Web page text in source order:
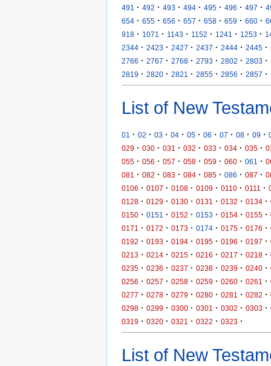
491
· 492 · 493 · 494 · 495 · 496 · 497 ·
654 · 655 · 656 · 657 · 658 · 659 · 660 ·
918 · 1071 · 1143 · 1152 · 1241 · 1253 ·
2344 · 2423 · 2427 · 2437 · 2444 · 2445 ·
2766 · 2767 · 2768 · 2793 · 2802 · 2803 ·
2819 · 2820 · 2821 · 2855 · 2856 · 2857 ·
List of New
01 · 02 · 03 · 04 · 05 · 06 · 07 · 08 · 09 ·
029 · 030 · 031 · 032 · 033 · 034 · 035 ·
055 · 056 · 057 · 058 · 059 · 060 · 061 ·
081
· 082 · 083 · 084 · 085 · 086 · 087 ·
0106 · 0107 · 0108 · 0109 · 0110 · 0111 ·
0128 · 0129 · 0130 · 0131 · 0132 · 0134 ·
0150 · 0151 · 0152 · 0153 · 0154 · 0155 ·
0171
· 0172 · 0173 · 0174 · 0175 · 0176 ·
0192 · 0193 · 0194 · 0195 · 0196 · 0197 ·
0213 · 0214 · 0215 · 0216 · 0217 · 0218 ·
0235 · 0236 · 0237 · 0238 · 0239 · 0240 ·
0256 · 0257 · 0258 · 0259 · 0260 · 0261 ·
0277 · 0278 · 0279 · 0280 · 0281 · 0282 ·
0298 · 0299 · 0300 · 0301 · 0302 · 0303 ·
0319 · 0320 · 0321 · 0322 · 0323 ·
List of New